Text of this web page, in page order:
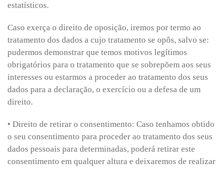
estatísticos.
Caso exerça o direito de oposição, iremos por termo ao
tratamento dos dados a cujo tratamento se opôs, salvo se:
pudermos demonstrar que temos motivos legítimos
obrigatórios para o tratamento que se sobrepõem aos seus
interesses ou estarmos a proceder ao tratamento dos seus
dados para a declaração, o exercício ou a defesa de um
direito.
• Direito de retirar o consentimento: Caso tenhamos obtido
o seu consentimento para proceder ao tratamento dos seus
dados pessoais para determinadas, poderá retirar este
consentimento em qualquer altura e deixaremos de realizar